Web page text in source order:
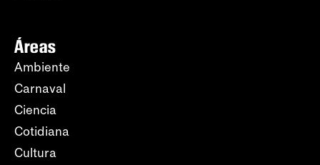
Áreas
Ambiente
Carnaval
Ciencia
Cotidiana
Cultura